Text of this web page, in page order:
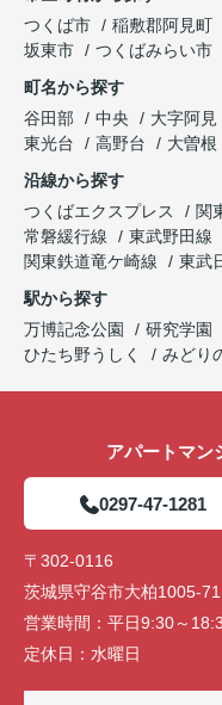
つくば市
稲敷郡阿見町
坂東市
つくばみらい市
町名から探す
谷田部
中央 大字阿見
東光台
高野台
大曽根
沿線から探す
つくばエクスプレス
関
常磐緩行線
東武野田線
関東鉄道竜ケ崎線
東武
駅から探す
万博記念公園
研究学園
ひたち野うしく
みどり
アパートマ
0297-47-1281
〒302-0116
茨城県守谷市大柏1005-71
営業時間： 平日9:30～
定休日： 水曜日